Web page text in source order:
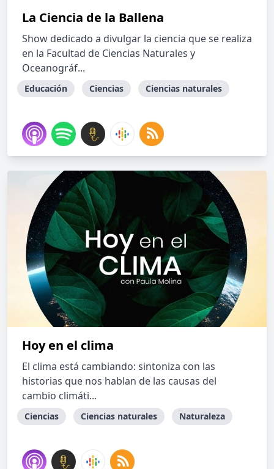
La Ciencia de la Ballena
Show dedicado a divulgar la ciencia que se realiza
en la Facultad de Ciencias Naturales y
Oceanográf...
Educación Ciencias Ciencias naturales
Hoy en el clima
El clima está cambiando: sintoniza con las
historias que nos hablan de las causas del
cambio climáti...
Ciencias Ciencias naturales Naturaleza